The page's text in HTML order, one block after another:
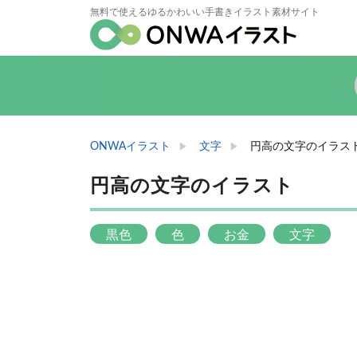
無料で使えるゆるかわいい手書きイラスト素材サイト
ONWAイラスト 文字 円高の文字のイラス
円高の文字のイラスト
黒色 色 お金 文字